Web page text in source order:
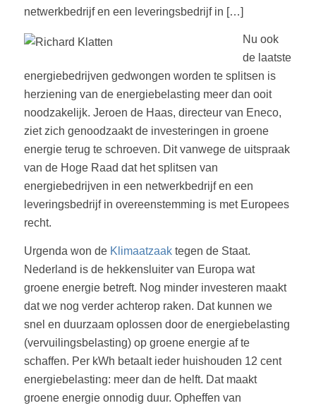
netwerkbedrijf en een leveringsbedrijf in […]
Nu ook
de laatste
energiebedrijven gedwongen worden te splitsen is
herziening van de energiebelasting meer dan ooit
noodzakelijk. Jeroen de Haas, directeur van Eneco,
ziet zich genoodzaakt de investeringen in groene
energie terug te schroeven. Dit vanwege de uitspraak
van de Hoge Raad dat het splitsen van
energiebedrijven in een netwerkbedrijf en een
leveringsbedrijf in overeenstemming is met Europees
recht.
Urgenda won de Klimaatzaaktegen de Staat.
Nederland is de hekkensluiter van Europa wat
groene energie betreft. Nog minder investeren maakt
dat we nog verder achterop raken. Dat kunnen we
snel en duurzaam oplossen door de energiebelasting
(vervuilingsbelasting) op groene energie af te
schaffen. Per kWh betaalt ieder huishouden 12 cent
energiebelasting: meer dan de helft. Dat maakt
groene energie onnodig duur. Opheffen van